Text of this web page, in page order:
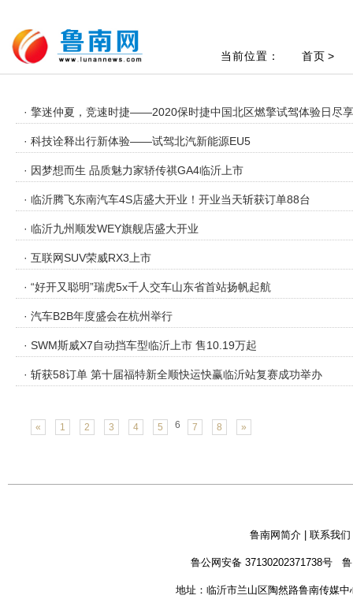
当前位置： 首页 >
· 擎迷仲夏，竞速时捷——2020保时捷中国北区燃擎试驾体验日尽
· 科技诠释出行新体验——试驾北汽新能源EU5
· 因梦想而生 品质魅力家轿传祺GA4临沂上市
· 临沂腾飞东南汽车4S店盛大开业！开业当天斩获订单88台
· 临沂九州顺发WEY旗舰店盛大开业
· 互联网SUV荣威RX3上市
· “好开又聪明”瑞虎5x千人交车山东省首站扬帆起航
· 汽车B2B年度盛会在杭州举行
· SWM斯威X7自动挡车型临沂上市 售10.19万起
· 斩获58订单 第十届福特新全顺快运快赢临沂站复赛成功举办
« 1 2 3 4 5 6 7 8 »
鲁南网简介| 联系我们
鲁公网安备 37130202371738号
地址：临沂市兰山区陶然路鲁南传媒